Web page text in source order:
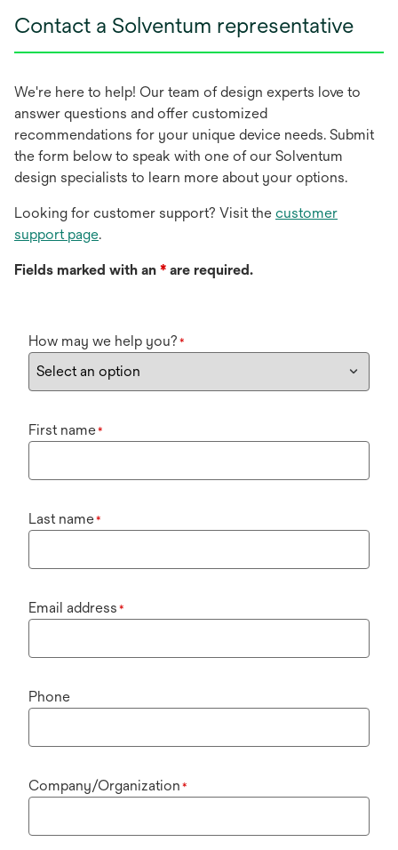
Contact a Solventum representative
We're here to help! Our team of design experts love to
answer questions and offer customized
recommendations for your unique device needs. Submit
the form below to speak with one of our Solventum
design specialists to learn more about your options.
Looking for customer support? Visit the customer
support page.
Fields marked with an * are required.
How may we help you? *
First name*
Last name*
Email address *
Phone
Company/Organization *